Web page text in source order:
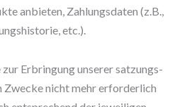
anbieten, Zahlungsdaten (z.B.,
etc.).
Erbringung unserer satzungs-
Zwecke nicht mehr erforderlich